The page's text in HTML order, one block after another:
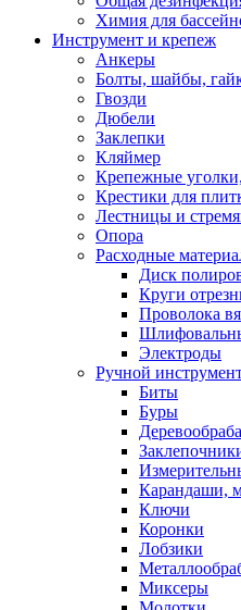
Химия для
Инструмент и крепеж
Анкеры
Болты, шайбы,
Гвозди
Дюбели
Заклепки
Кляймер
Крепежные
Крестики для
Лестницы и
Опора
Расходные
Диск
Круги
Проволока
Электроды
Ручной
Биты
Буры
Карандаши,
Ключи
Коронки
Лобзики
Миксеры